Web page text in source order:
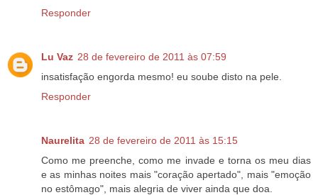
Responder
Lu Vaz 28 de fevereiro de 2011 às 07:59
insatisfação engorda mesmo! eu soube disto na pele.
Responder
Naurelita 28 de fevereiro de 2011 às 15:15
Como me preenche, como me invade e torna os meu dias
e as minhas noites mais "coração apertado", mais "emoção
no estômago", mais alegria de viver ainda que doa.